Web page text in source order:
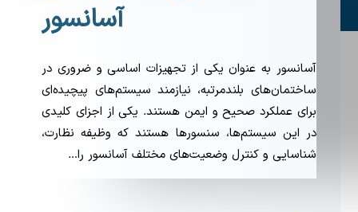
آسانسور
آسانسور به عنوان یکی از تجهیزات اساسی و ضروری در
ساختمان‌های بلندمرتبه، نیازمند سیستم‌های پیچیده‌ای
برای عملکرد صحیح و ایمن هستند. یکی از اجزای کلیدی
در این سیستم‌ها، سنسورها هستند که وظیفه نظارت،
شناسایی و کنترل وضعیت‌های مختلف آسانسور را…